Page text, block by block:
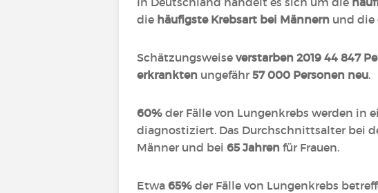
die häufigste Krebsart bei Männern und die
Schätzungsweise verstarben 2019 44 847
erkrankten ungefähr 57 000 Personen neu.
60% der Fälle von Lungenkrebs werden in
diagnostiziert. Das Durchschnittsalter bei
Männer und bei 65 Jahren für Frauen.
Etwa 65% der Fälle von Lungenkrebs